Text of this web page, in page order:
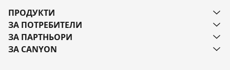
ПРОДУКТИ
ЗА ПОТРЕБИТЕЛИ
ЗА ПАРТНЬОРИ
ЗА CANYON